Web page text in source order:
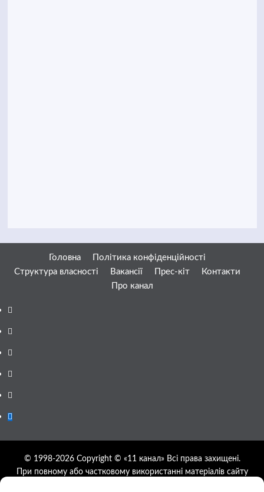
Головна
Політика конфіденційності
Структура власності
Вакансії Прес-кіт
Контакти
Про канал
Facebook
YouTube
Telegram
Instagram
Twitter
Google
© 1998-2026 Copyright © «11 канал» Всі права захищені.
При повному або частковому використанні матеріалів сайту